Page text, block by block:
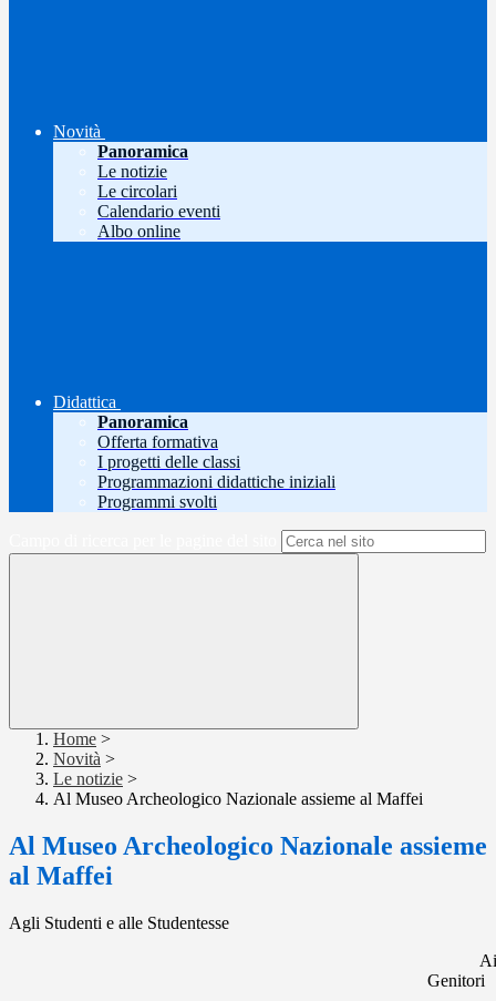
Novità
Panoramica
Le notizie
Le circolari
Calendario eventi
Albo online
Didattica
Panoramica
Offerta formativa
I progetti delle classi
Programmazioni didattiche iniziali
Programmi svolti
Home >
Novità >
Le notizie >
Al Museo Archeologico Nazionale assieme al Maffei
Al Museo Archeologico Nazionale assieme
al Maffei
Agli Studenti e alle Studentesse
Ai
Genitori